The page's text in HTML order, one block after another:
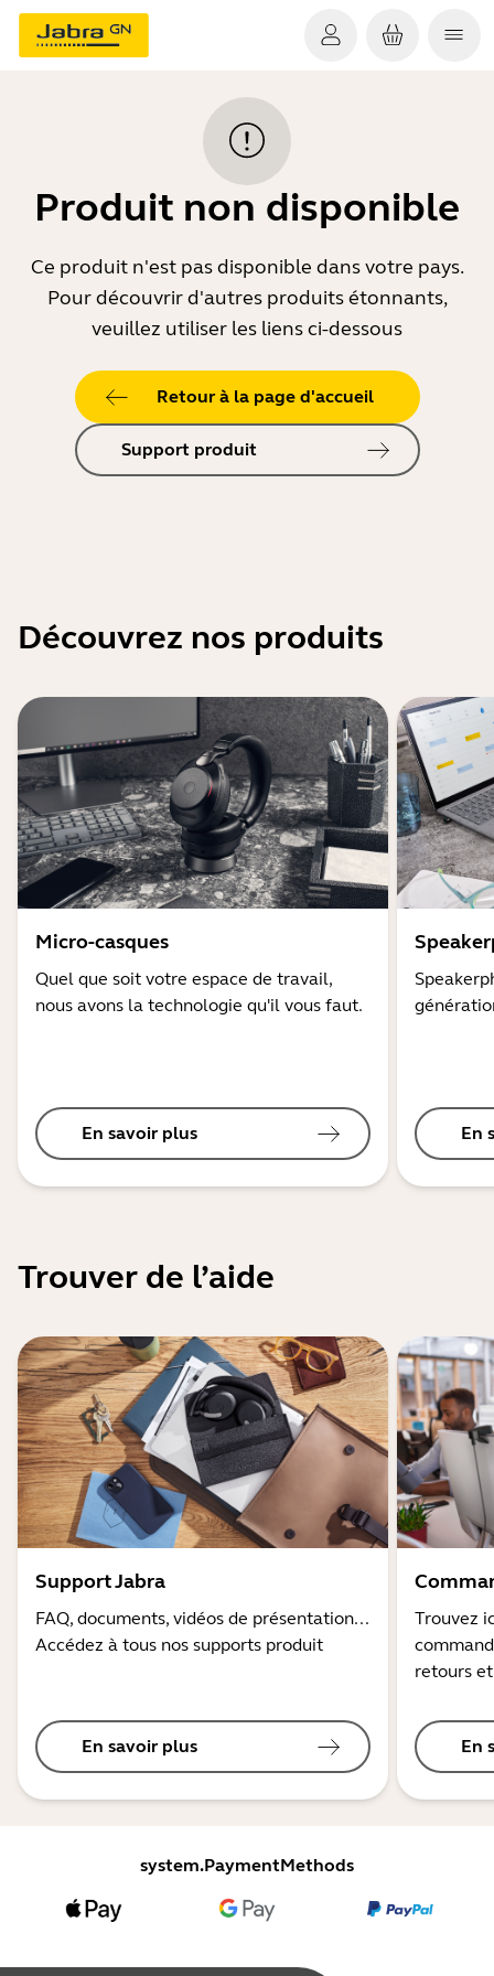
Produit non disponible
Ce produit n'est pas disponible dans votre pays.
Pour découvrir d'autres produits étonnants,
veuillez utiliser les liens ci-dessous
Retour à la page d'accueil
Support produit
Découvrez nos produits
Micro-casques
Quel que soit votre espace de travail,
nous avons la technologie qu'il vous faut.
En savoir plus En
Trouver de l’aide
Support Jabra
FAQ, documents, vidéos de présentation...
Accédez à tous nos supports produit
En savoir plus
Trouvez
retours
En
system.PaymentMethods